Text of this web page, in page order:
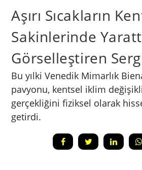
Aşırı Sıcakların
Sakinlerinde
Görselleştiren
Bu yılki Venedik Mimarlık
pavyonu, kentsel iklim
gerçekliğini fiziksel olarak
getirdi.